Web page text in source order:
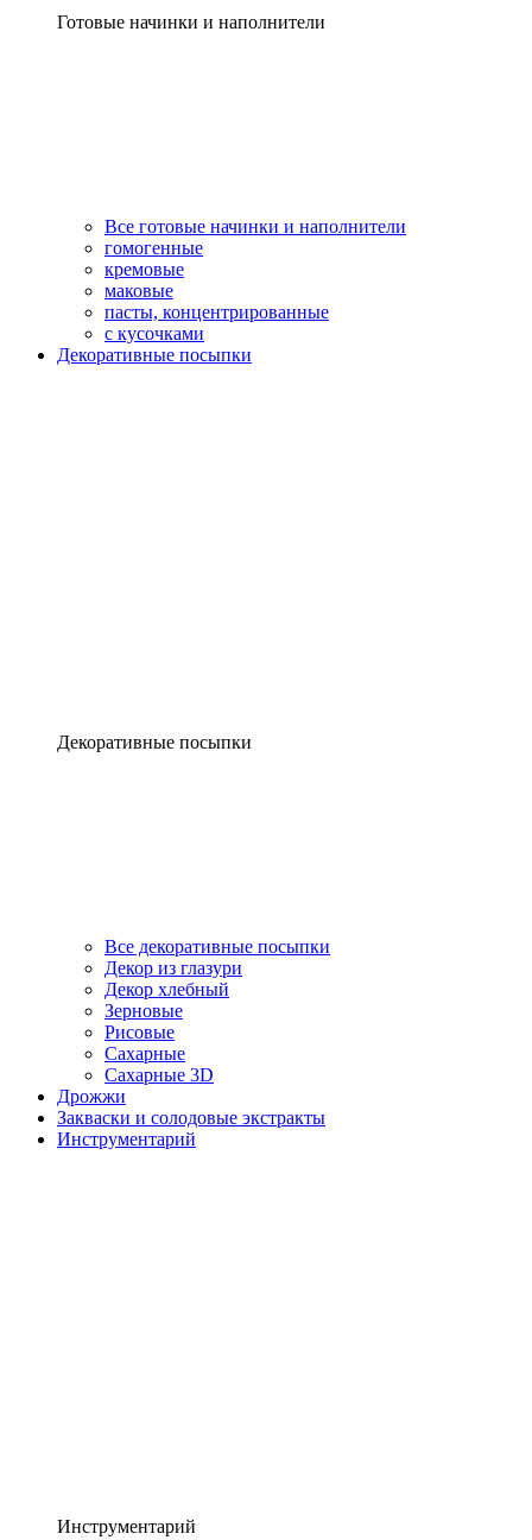
Готовые начинки и наполнители
Все готовые начинки и наполнители
гомогенные
кремовые
маковые
пасты, концентрированные
с кусочками
Декоративные посыпки
Декоративные посыпки
Все декоративные посыпки
Декор из глазури
Декор хлебный
Зерновые
Рисовые
Сахарные
Сахарные 3D
Дрожжи
Закваски и солодовые экстракты
Инструментарий
Инструментарий